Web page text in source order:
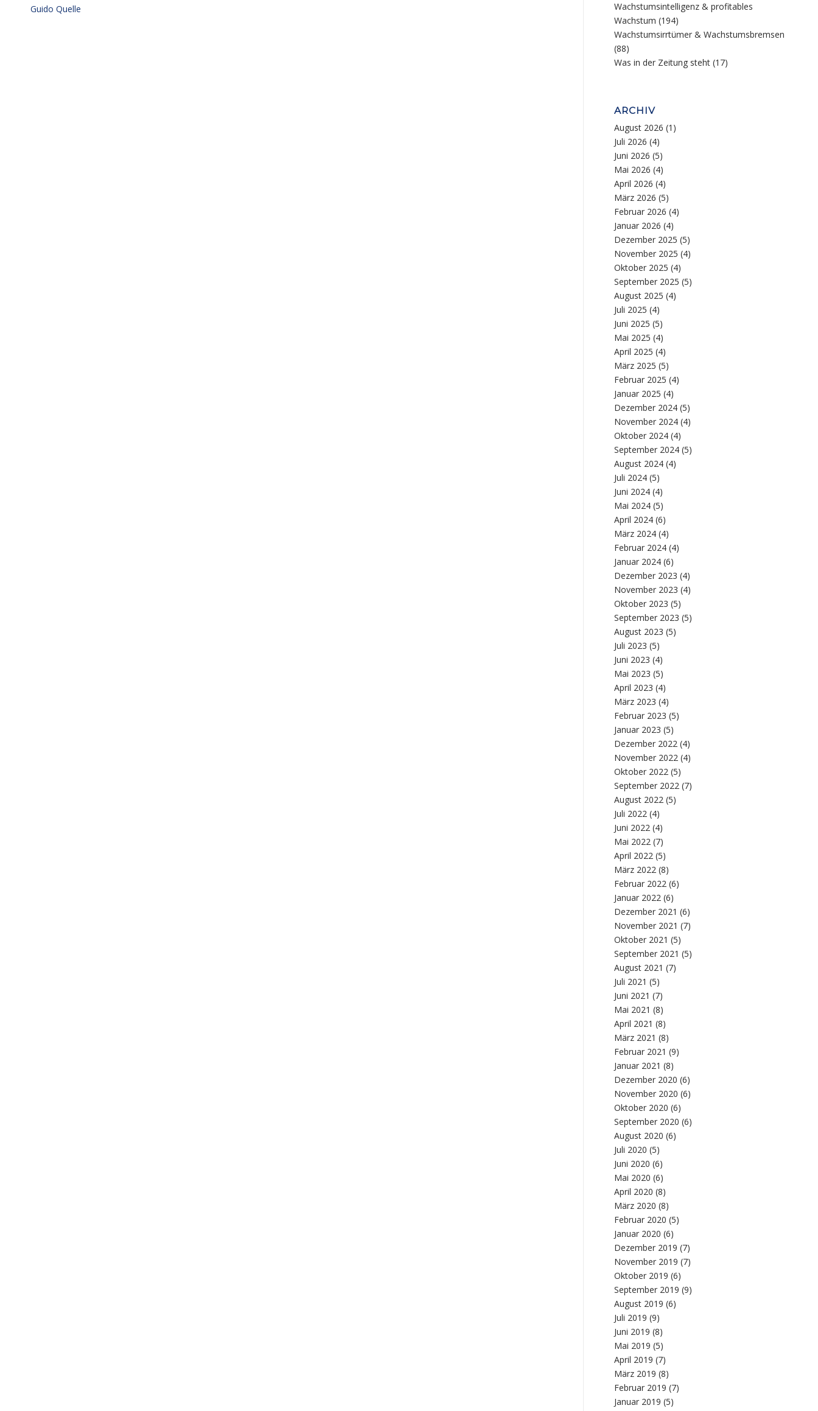
Guido Quelle
Wachstumsintelligenz & profitables
Wachstum (194)
Wachstumsirrtümer & Wachstumsbremsen
(88)
Was in der Zeitung steht (17)
ARCHIV
August 2026 (1)
Juli 2026 (4)
Juni 2026 (5)
Mai 2026 (4)
April 2026 (4)
März 2026 (5)
Februar 2026 (4)
Januar 2026 (4)
Dezember 2025 (5)
November 2025 (4)
Oktober 2025 (4)
September 2025 (5)
August 2025 (4)
Juli 2025 (4)
Juni 2025 (5)
Mai 2025 (4)
April 2025 (4)
März 2025 (5)
Februar 2025 (4)
Januar 2025 (4)
Dezember 2024 (5)
November 2024 (4)
Oktober 2024 (4)
September 2024 (5)
August 2024 (4)
Juli 2024 (5)
Juni 2024 (4)
Mai 2024 (5)
April 2024 (6)
März 2024 (4)
Februar 2024 (4)
Januar 2024 (6)
Dezember 2023 (4)
November 2023 (4)
Oktober 2023 (5)
September 2023 (5)
August 2023 (5)
Juli 2023 (5)
Juni 2023 (4)
Mai 2023 (5)
April 2023 (4)
März 2023 (4)
Februar 2023 (5)
Januar 2023 (5)
Dezember 2022 (4)
November 2022 (4)
Oktober 2022 (5)
September 2022 (7)
August 2022 (5)
Juli 2022 (4)
Juni 2022 (4)
Mai 2022 (7)
April 2022 (5)
März 2022 (8)
Februar 2022 (6)
Januar 2022 (6)
Dezember 2021 (6)
November 2021 (7)
Oktober 2021 (5)
September 2021 (5)
August 2021 (7)
Juli 2021 (5)
Juni 2021 (7)
Mai 2021 (8)
April 2021 (8)
März 2021 (8)
Februar 2021 (9)
Januar 2021 (8)
Dezember 2020 (6)
November 2020 (6)
Oktober 2020 (6)
September 2020 (6)
August 2020 (6)
Juli 2020 (5)
Juni 2020 (6)
Mai 2020 (6)
April 2020 (8)
März 2020 (8)
Februar 2020 (5)
Januar 2020 (6)
Dezember 2019 (7)
November 2019 (7)
Oktober 2019 (6)
September 2019 (9)
August 2019 (6)
Juli 2019 (9)
Juni 2019 (8)
Mai 2019 (5)
April 2019 (7)
März 2019 (8)
Februar 2019 (7)
Januar 2019 (5)